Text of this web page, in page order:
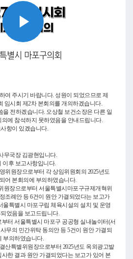
Play
여 주시기 바랍니다. 성원이 되었으므로 제
임시회 제2차 본회의를 개의하겠습니다.
을 전하겠습니다. 오상철 보건소장은 다른 일
에 참석하지 못하였음을 안내드립니다.
항이 있겠습니다.
무국장 김광현입니다.
이후 보고사항입니다.
위원장으로부터 각 상임위원회의 2025년도
어 본회의에 부의하였습니다.
원장으로부터 서울특별시마포구규제개혁위
조례안 등 6건이 원안 가결되었다는 보고가
울특별시 마포구립 체육시설의 설치 및 운영
었음을 보고드립니다.
터 서울특별시 마포구 공공형 실내놀이터(서
무의 민간위탁 동의안 등 5건이 원안 가결되
부의하였습니다.
산특별위원장으로부터 2025년도 옥외광고발
한 결과 원안 가결되었다는 보고가 있어 본